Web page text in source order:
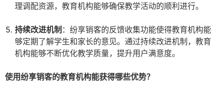
理调配资源，教育机构能够确保教学活动的顺利进行。
持续改进机制 ：纷享销客的反馈收集功能使得教育机构能
够定期了解学生和家长的意见。通过持续改进机制，教育
机构能够不断优化教学质量，提升用户满意度。
使用纷享销客的教育机构能获得哪些优势？